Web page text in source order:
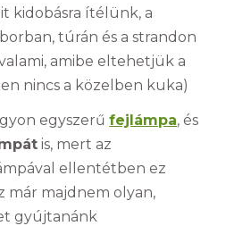
kidobásra ítélünk, a
túrán és a strandon
amibe eltehetjük a
nincs a közelben kuka)
egyszerűfejlámpa, és
is, mert az
ellentétben ez
már majdnem olyan,
gyújtanánk